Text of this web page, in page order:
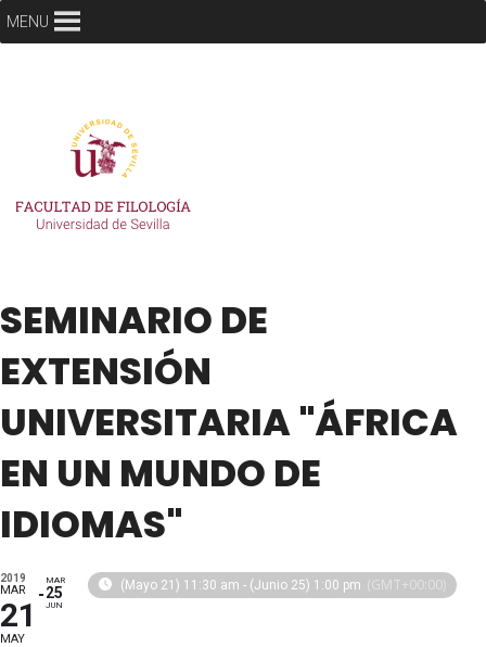
MENU
SEMINARIO DE
EXTENSIÓN
UNIVERSITARIA "ÁFRICA
EN UN MUNDO DE
IDIOMAS"
2019
MAR
21
MAY
MAR
25
JUN
(Mayo 21) 11:30 am - (Junio 25) 1:00 pm (GMT+00:00)